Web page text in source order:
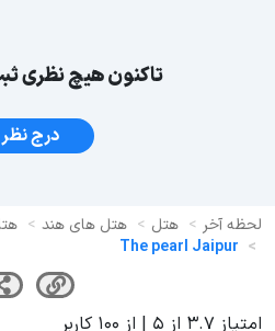
تاکنون هیچ نظری
درج نظر
لحظه آخر هتل هتل های هند
The pearl Jaipur
امتیاز 3.7 از 5 | از 100 کاربر